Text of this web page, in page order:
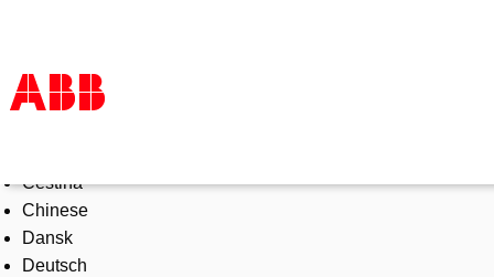
Products & Solutions
Industries
Services
About us
Čeština
Chinese
Dansk
Deutsch